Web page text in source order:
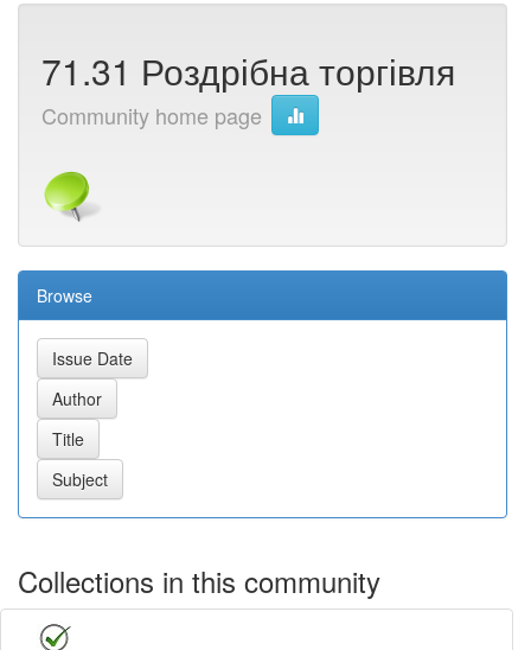
71.31 Роздрібна торгівля
Community home page
Browse
Collections in this community